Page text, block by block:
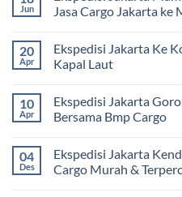
Jun
Jasa Cargo Jakarta
komentar
pada
Ekspedisi
Murah
dan
Terpercaya
Cargo
Jakarta
ke
20
Apr
Ekspedisi Jakarta Ke
Kapal Laut
komentar
pada
Ekspedisi
Kota
Bitung
Lebih
10
Apr
Ekspedisi Jakarta
Bersama Bmp Cargo
komentar
pada
Ekspedisi
04
Des
Ekspedisi Jakarta
Cargo Murah &